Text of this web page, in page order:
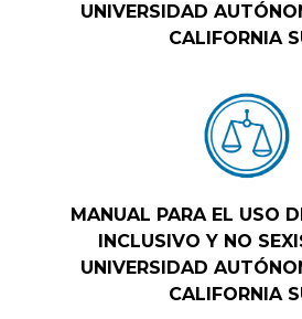
UNIVERSIDAD
CALIFORNIA
MANUAL PARA EL USO
INCLUSIVO Y NO
UNIVERSIDAD
CALIFORNIA